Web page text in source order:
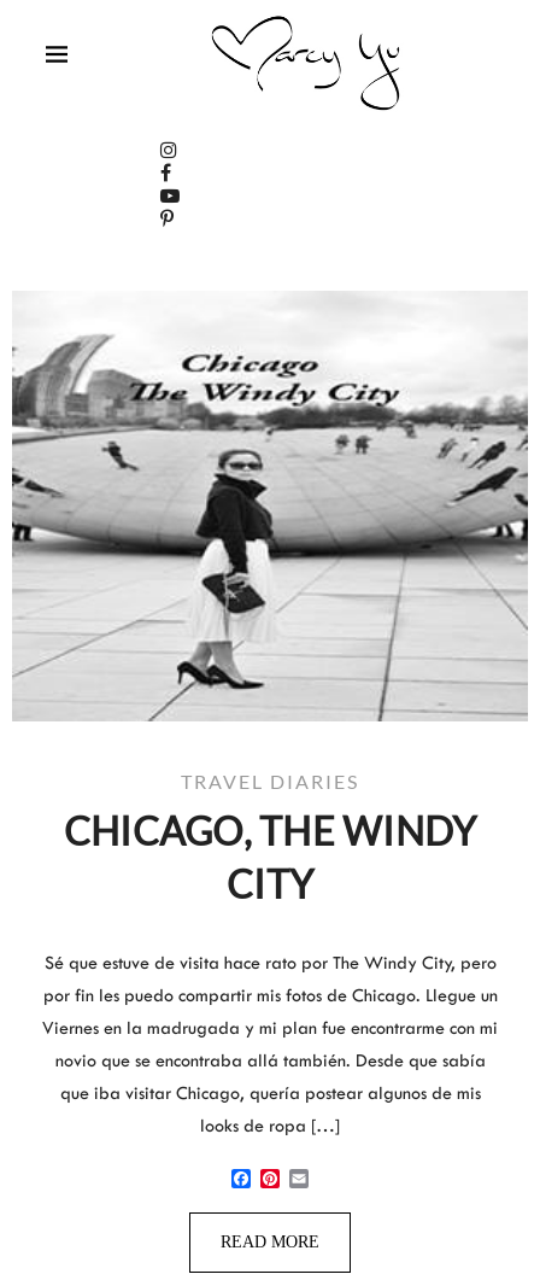
TRAVEL DIARIES
CHICAGO, THE WINDY
CITY
Sé que estuve de visita hace rato por The Windy City, pero
por fin les puedo compartir mis fotos de Chicago. Llegue un
Viernes en la madrugada y mi plan fue encontrarme con mi
novio que se encontraba allá también. Desde que sabía
que iba visitar Chicago, quería postear algunos de mis
looks de ropa […]
READ MORE